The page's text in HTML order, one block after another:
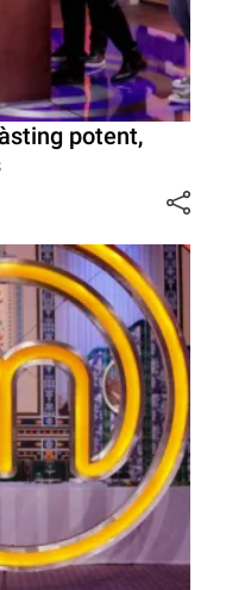
potent,